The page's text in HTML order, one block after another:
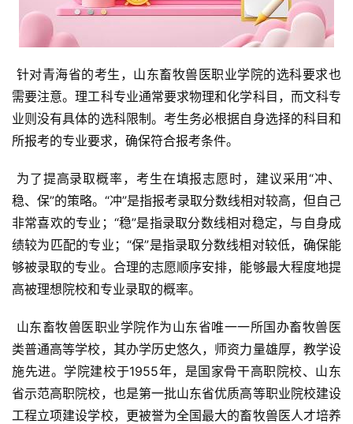
需要注意。理工科专业通常要求物理和化学科目，而文科专
业则没有具体的选科限制。考生务必根据自身选择的科目和
所报考的专业要求，确保符合报考条件。
稳、保”的策略。“冲”是指报考录取分数线相对较高，但自己
非常喜欢的专业；“稳”是指录取分数线相对稳定，与自身成
绩较为匹配的专业；“保”是指录取分数线相对较低，确保能
够被录取的专业。合理的志愿顺序安排，能够最大程度地提
高被理想院校和专业录取的概率。
类普通高等学校，其办学历史悠久，师资力量雄厚，教学设
施先进。学院建校于1955年，是国家骨干高职院校、山东
省示范高职院校，也是第一批山东省优质高等职业院校建设
工程立项建设学校，更被誉为全国最大的畜牧兽医人才培养